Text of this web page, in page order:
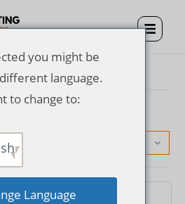
you might be
language.
to change to:
Language